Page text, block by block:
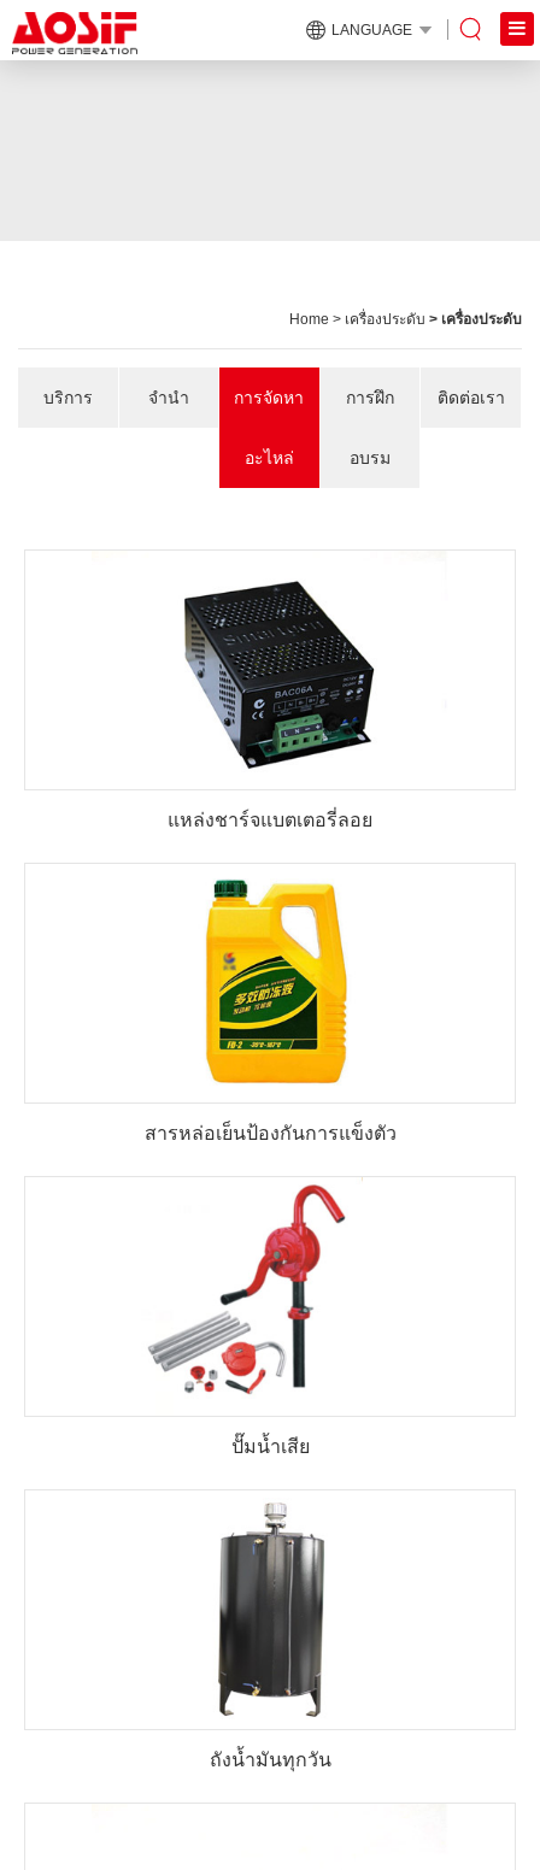
LANGUAGE
Home > เครื่องประดับ > เครื่องประดับ
บริการ จำนำ การจัดหา
อะไหล่
การฝึก
อบรม
ติดต่อเรา
แหล่งชาร์จแบตเตอรี่ลอย
สารหล่อเย็นป้องกันการแข็งตัว
ปั๊มน้ำเสีย
ถังน้ำมันทุกวัน